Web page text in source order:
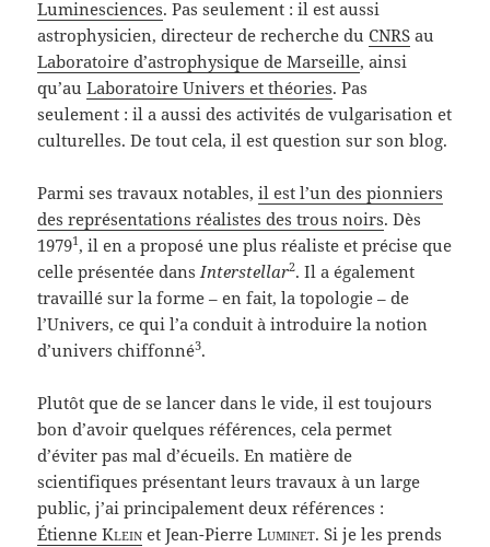
Luminesciences. Pas seulement : il est aussi
astrophysicien, directeur de recherche duCNRS au
Laboratoire d’astrophysique de Marseille, ainsi
qu’auLaboratoire Univers et théories. Pas
seulement : il a aussi des activités de vulgarisation et
culturelles. De tout cela, il est question sur son blog.
Parmi ses travaux notables,il est l’un des pionniers
des représentations réalistes des trous noirs. Dès
19791 , il en a proposé une plus réaliste et précise que
celle présentée dans Interstellar2. Il a également
travaillé sur la forme – en fait, la topologie – de
l’Univers, ce qui l’a conduit à introduire la notion
d’univers chiffonné3.
Plutôt que de se lancer dans le vide, il est toujours
bon d’avoir quelques références, cela permet
d’éviter pas mal d’écueils. En matière de
scientifiques présentant leurs travaux à un large
public, j’ai principalement deux références :
ÉtienneKlein et Jean-PierreLuminet. Si je les prends